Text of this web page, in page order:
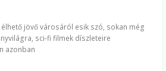
jövő városáról esik szó, sokan még
sci-fi filmek díszleteire
azonban